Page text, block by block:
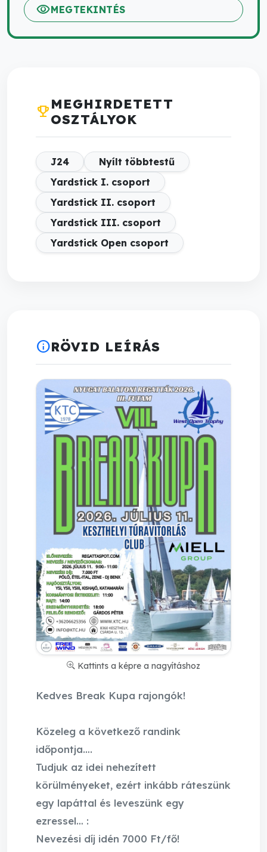
visibilityMEGTEKINTÉS
emoji_eventsMEGHIRDETETT
OSZTÁLYOK
J24
Nyílt többtestű
Yardstick I. csoport
Yardstick II. csoport
Yardstick III. csoport
Yardstick Open csoport
infoRÖVID LEÍRÁS
Kattints a képre a nagyításhoz
Kedves Break Kupa rajongók!
Közeleg a következő randink
időpontja….
Tudjuk az idei nehezített
körülményeket, ezért inkább ráteszünk
egy lapáttal és leveszünk egy
ezressel… :
Nevezési díj idén 7000 Ft/fő!